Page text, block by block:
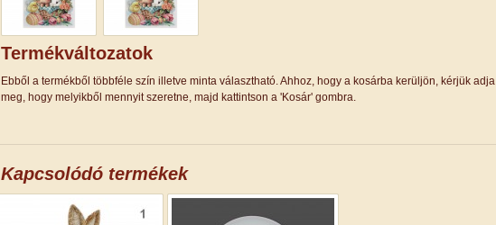
Termékváltozatok
Ebből a termékből többféle szín illetve minta választható. Ahhoz, hogy a kosárba kerüljön, kérjük adja
meg, hogy melyikből mennyit szeretne, majd kattintson a 'Kosár' gombra.
Kapcsolódó termékek